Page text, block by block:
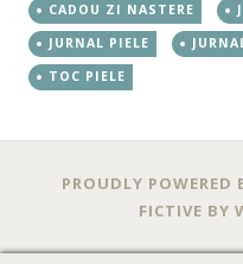
CADOU ZI NASTERE
JURNAL PIELE
TOC PIELE
PROUDLY POWERED
FICTIVE BY